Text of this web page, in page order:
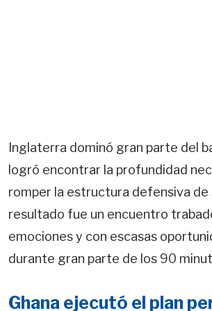
Inglaterra dominó gran parte del
logró encontrar la profundidad
romper la estructura defensiva de
resultado fue un encuentro
emociones y con escasas
durante gran parte de los 90
Ghana ejecutó el plan